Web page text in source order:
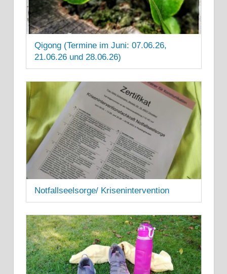
Qigong (Termine im Juni: 07.06.26,
21.06.26 und 28.06.26)
13. JUNI 2025
Notfallseelsorge/ Krisenintervention
8. SEPTEMBER 2022